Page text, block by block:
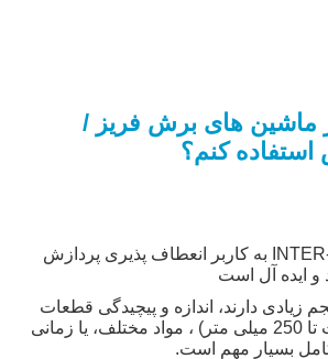
ماشین های برش فریز /
کنم؟
INTER-CHINA Freeze Trim به کاربر انعطاف پذیری پردازش
و ایده آل است
زیادی دارند، اندازه و پیچیدگی قطعات
متعدد (از جمله قطعات تا 250 میلی متر) ، مواد مختلف، یا زمانی
کامل بسیار مهم است.